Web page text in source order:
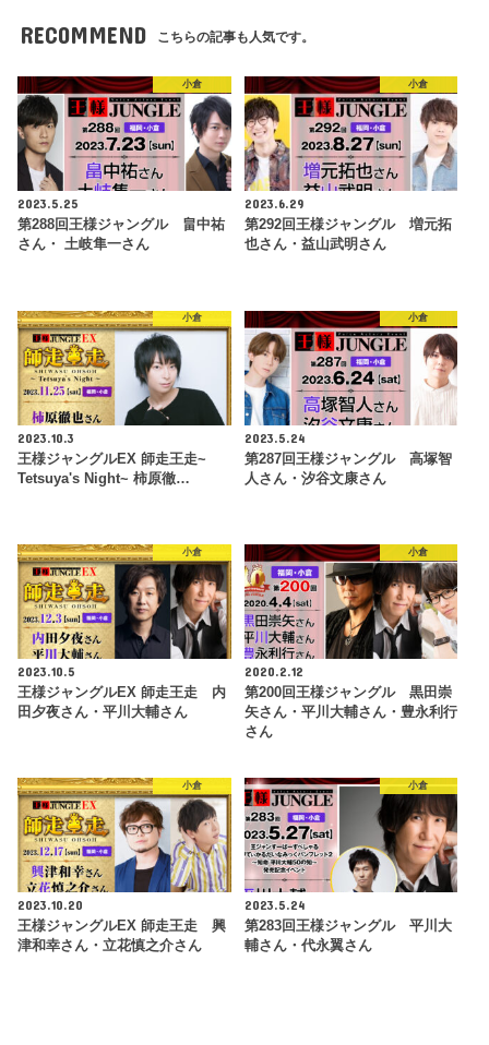
RECOMMEND こちらの記事も人気です。
小倉
2023.5.25
第288回王様ジャングル 畠中祐
さん・ 土岐隼一さん
小倉
2023.6.29
第292回王様ジャングル 増元拓
也さん・益山武明さん
小倉
2023.10.3
王様ジャングルEX 師走王走~
Tetsuya's Night~ 柿原徹…
小倉
2023.5.24
第287回王様ジャングル 高塚智
人さん・汐谷文康さん
小倉
2023.10.5
王様ジャングルEX 師走王走 内
田夕夜さん・平川大輔さん
小倉
2020.2.12
第200回王様ジャングル 黒田崇
矢さん・平川大輔さん・豊永利行
さん
小倉
2023.10.20
王様ジャングルEX 師走王走 興
津和幸さん・立花慎之介さん
小倉
2023.5.24
第283回王様ジャングル 平川大
輔さん・代永翼さん